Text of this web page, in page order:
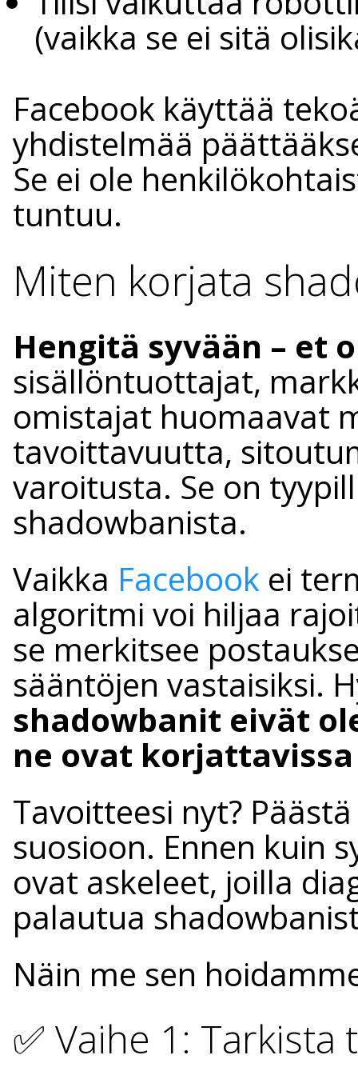
(vaikka se ei sitä
Facebook käyttää
yhdistelmää
Se ei ole
tuntuu.
Miten korjata
Hengitä syvään – et
sisällöntuottajat,
omistajat huomaavat
tavoittavuutta,
varoitusta. Se on
shadowbanista.
Vaikka Facebook ei
algoritmi voi hiljaa
se merkitsee
sääntöjen vastaisiksi.
shadowbanit eivät
ne ovat korjattavissa
Tavoitteesi nyt?
suosioon. Ennen kuin
ovat askeleet, joilla
palautua
Näin me sen
✅ Vaihe 1: Tarkista